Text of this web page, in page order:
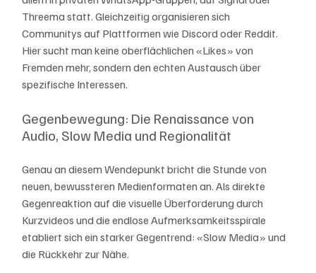
Threema statt. Gleichzeitig organisieren sich
Communitys auf Plattformen wie Discord oder Reddit.
Hier sucht man keine oberflächlichen «Likes» von
Fremden mehr, sondern den echten Austausch über
spezifische Interessen.
Gegenbewegung: Die Renaissance von
Audio, Slow Media und Regionalität
Genau an diesem Wendepunkt bricht die Stunde von
neuen, bewussteren Medienformaten an. Als direkte
Gegenreaktion auf die visuelle Überforderung durch
Kurzvideos und die endlose Aufmerksamkeitsspirale
etabliert sich ein starker Gegentrend: «Slow Media» und
die Rückkehr zur Nähe.